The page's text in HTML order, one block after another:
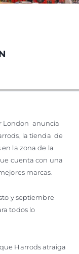
London anuncia
la tienda de
la zona de la
cuenta con una
marcas.
y septiembre
todos lo
Harrods atraiga